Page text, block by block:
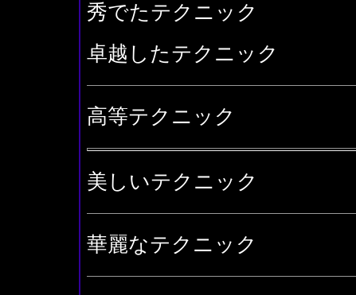
秀でたテクニック
卓越したテクニック
高等テクニック
美しいテクニック
華麗なテクニック